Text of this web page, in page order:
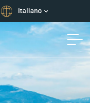
Italiano